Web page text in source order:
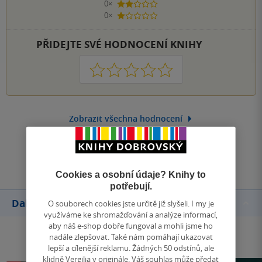
0×
2 hvězdičky
0×
1 hvezdička
PŘIDEJTE SVÉ HODNOCENÍ KNIHY
1 2 3 4 5
Zobrazit všechna hodnocení
Přidat hodnocení
Další knihy autora
Cookies a osobní údaje? Knihy to
potřebují.
O souborech cookies jste určitě již slyšeli. I my je
využíváme ke shromažďování a analýze informací,
aby náš e-shop dobře fungoval a mohli jsme ho
nadále zlepšovat. Také nám pomáhají ukazovat
lepší a cílenější reklamu. Žádných 50 odstínů, ale
klidně Vergilia v originále. Váš souhlas může předat